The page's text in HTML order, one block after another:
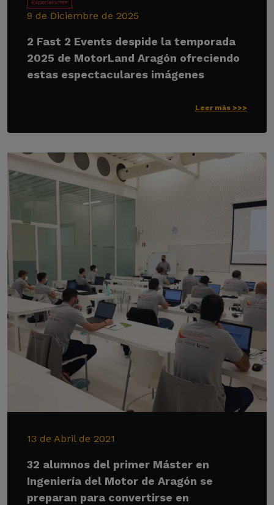
Experiencias
9 de Diciembre de 2025
2 Fast 2 Events despide la temporada
2025 de MotorLand Aragón ofreciendo
estas espectaculares imágenes
Leer más >>>
13 de Abril de 2021
32 alumnos del primer Máster en
Ingeniería del Motor de Aragón se
preparan para convertirse en